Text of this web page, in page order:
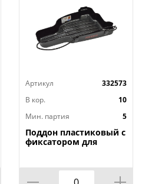
Артикул
332573
В кор.
10
Мин. партия
5
Поддон пластиковый с
фиксатором для